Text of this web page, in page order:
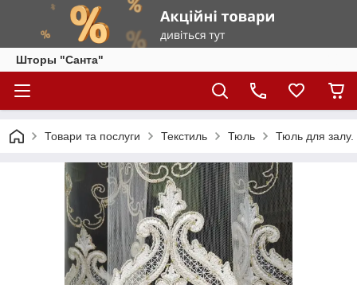
Шторы "Санта"
Товари та послуги Текстиль Тюль Тюль для